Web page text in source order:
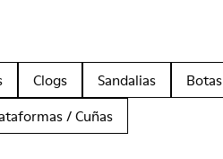
Clogs Sandalias
Botas
/ Cuñas